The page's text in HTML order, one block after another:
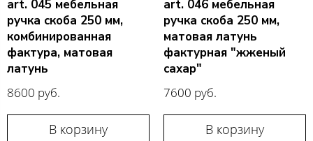
art. 045 мебельная
ручка скоба 250 мм,
комбинированная
фактура, матовая
латунь
8600 руб.
В корзину
art. 046 мебельная
ручка скоба 250 мм,
матовая латунь
фактурная "жженый
сахар"
7600 руб.
В корзину